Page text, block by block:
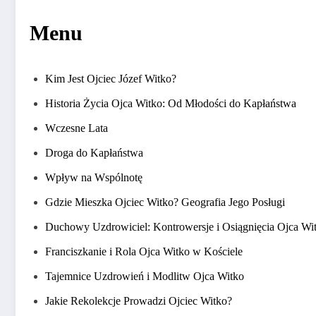
Menu
Kim Jest Ojciec Józef Witko?
Historia Życia Ojca Witko: Od Młodości do Kapłaństwa
Wczesne Lata
Droga do Kapłaństwa
Wpływ na Wspólnotę
Gdzie Mieszka Ojciec Witko? Geografia Jego Posługi
Duchowy Uzdrowiciel: Kontrowersje i Osiągnięcia Ojca
Franciszkanie i Rola Ojca Witko w Kościele
Tajemnice Uzdrowień i Modlitw Ojca Witko
Jakie Rekolekcje Prowadzi Ojciec Witko?